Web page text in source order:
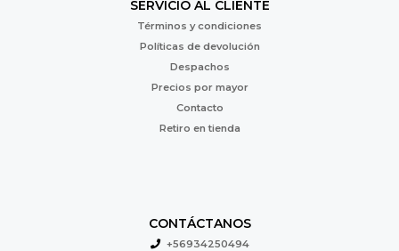
SERVICIO AL CLIENTE
Términos y condiciones
Políticas de devolución
Despachos
Precios por mayor
Contacto
Retiro en tienda
CONTÁCTANOS
+56934250494